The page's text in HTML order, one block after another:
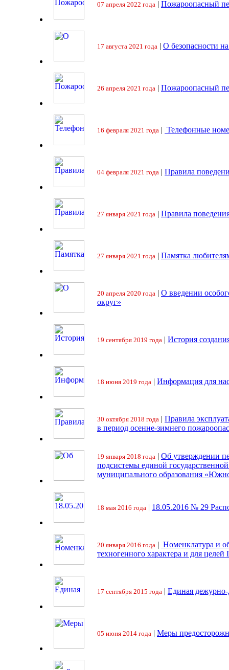
07 апреля 2022 года | Пожароопасный
17 августа 2021 года | О безопасности
26 апреля 2021 года | Пожароопасный
16 февраля 2021 года | Телефонные
04 февраля 2021 года | Правила
27 января 2021 года | Правила
27 января 2021 года | Памятка
20 апреля 2020 года | О введении
округ»
19 сентября 2019 года | История
18 июня 2019 года | Информация для
30 октября 2018 года | Правила
в период осенне-зимнего
19 января 2018 года | Об утверждении
подсистемы единой
муниципального образования
18 мая 2016 года | 18.05.2016 № 29
20 января 2016 года | Номенклатура и
техногенного характера и для целей
17 сентября 2015 года | Единая
05 июня 2014 года | Меры